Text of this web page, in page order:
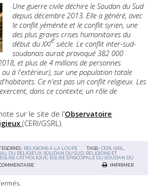
Une guerre civile déchire le Soudan du Sud
depuis décembre 2013. Elle a généré, avec
le conflit yéménite et le conflit syrien, une
des plus graves crises humanitaires du
début du XXIesiècle. Le conflit inter-sud-
soudanais aurait provoqué 382 000
, et plus de 4 millions de personnes
ou à l'extérieur), sur une population totale
Ce n'est pas un conflit religieux. Les
dans ce contexte, un rôle de
sur le site de l'Observatoire
(CERI/GSRL).
: RELIGIONS À LA LOUPE TAGS :CERI,GIRL,
DU RELIGIEUX,SOUDAN DU SUD, RELIGIONS ET
ÉGLISE CATHOLIQUE, ÉGLISE ÉPISCOPALE DU SOUDAN DU
IMPRIMER